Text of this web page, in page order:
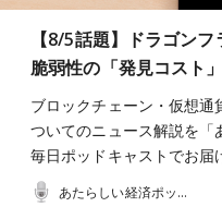
【8/5話題】ドラゴン
脆弱性の「発見コスト
ブロックチェーン・仮想
ついてのニュース解説を「
毎日ポッドキャストでお
あたらしい経済ポッドキャスト